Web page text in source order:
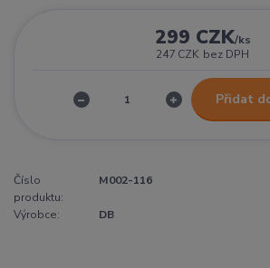
299 CZK/ks
247 CZK bez DPH
Přidat
Číslo
produktu:
M002-116
Výrobce: DB